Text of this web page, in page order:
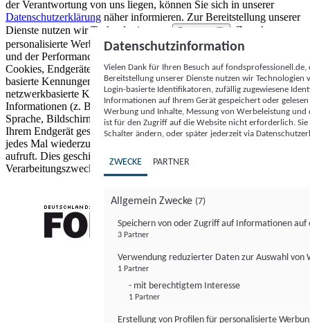
der Verantwortung von uns liegen, können Sie sich in unserer
Datenschutzerklärung näher informieren. Zur Bereitstellung unserer
Dienste nutzen wir Technologien von
Partnern (5)
. Zwecke:
personalisierte Werbung und Inhalte, Messung von Werbeleistung
und der Performance von Inhalten sowie Zielgruppenforschung.
Cookies, Endgeräte- oder ähnliche Online-Kennungen (z. B. login-
basierte Kennungen, zufällig generierte Kennungen,
netzwerkbasierte Kennungen) können zusammen mit anderen
Informationen (z. B. Browsertyp und Browserinformationen,
Sprache, Bildschirmgröße, unterstützte Technologien usw.) auf
Ihrem Endgerät gespeichert oder von dort ausgelesen werden, um es
jedes Mal wiederzuerkennen, wenn es eine App oder einer Webseite
aufruft. Dies geschieht für einen oder mehrere der hier aufgeführten
Verarbeitungszwecke.
Datenschutzinformation
Vielen Dank für Ihren Besuch auf
Bereitstellung unserer Dienste nutzen wir Technologien
Login-basierte Identifikatoren, zufällig zugewiesene
Informationen auf Ihrem Gerät gespeichert oder
Werbung und Inhalte, Messung von Werbeleistung
ist für den Zugriff auf die Website nicht erforderlich.
Schalter ändern, oder später jederzeit via
ZWECKE PARTNER
Allgemein Zwecke (7)
Speichern von oder Zugriff auf Informationen auf
3 Partner
Verwendung reduzierter Daten zur Auswahl von
1 Partner
- mit berechtigtem Interesse
1 Partner
Erstellung von Profilen für personalisierte
FONDS professionell